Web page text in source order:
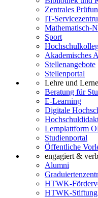
Zentrales
IT-
Mathematisch-
Sport
Akademisches
Stellenangebote
Stellenportal
Lehre und
Beratung für
E-Learning
Digitale
Lernplattform
Studienportal
Öffentliche
engagiert &
Alumni
HTWK-
HTWK-Stiftung